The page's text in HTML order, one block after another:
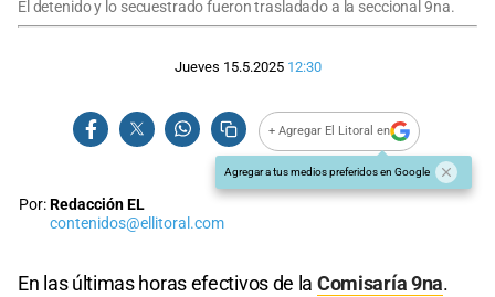
El detenido y lo secuestrado fueron trasladado a la seccional 9na.
Jueves 15.5.2025 12:30
+ Agregar El Litoral en
Agregar a tus medios preferidos en Google
Por:Redacción EL
contenidos@ellitoral.com
En las últimas horas efectivos de la Comisaría 9na.